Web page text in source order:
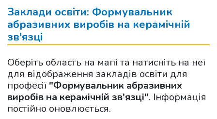
Заклади освіти: Формувальник
абразивних виробів на керамічній
зв'язці
Оберіть область на мапі та натисніть на неї
для відображення закладів освіти для
професії "Формувальник абразивних
виробів на керамічній зв'язці". Інформація
постійно оновлюється.